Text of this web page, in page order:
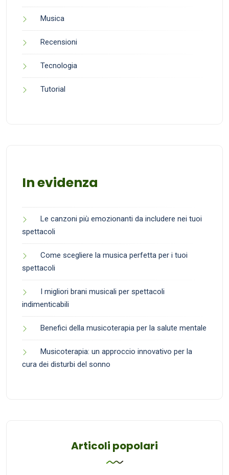
Musica
Recensioni
Tecnologia
Tutorial
In evidenza
Le canzoni più emozionanti da includere nei tuoi
spettacoli
Come scegliere la musica perfetta per i tuoi
spettacoli
I migliori brani musicali per spettacoli
indimenticabili
Benefici della musicoterapia per la salute mentale
Musicoterapia: un approccio innovativo per la
cura dei disturbi del sonno
Articoli popolari